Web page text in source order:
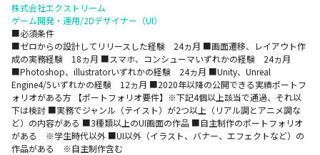
株式会社エクストリーム
ゲーム開発・運用/2Dデザイナー（UI）
■必須条件
■ゼロからの設計してリリースした経験 24ヵ月 ■画面遷移、レイアウト作
成の実務経験 18ヵ月 ■スマホ、コンシューマいずれかの経験 24ヵ月
■Photoshop、illustratorいずれかの経験 24ヵ月 ■Unity、Unreal
Engine4/5いずれかの経験 12ヵ月 ■2020年以降の公開できる実績ポートフ
ォリオがある方 【ポートフォリオ要件】※下記4個以上該当で通過、それ以
下は検討 ■実務でジャンル（テイスト）が2つ以上（リアル調とアニメ調な
ど）の内容がある ■3種類以上のUI画面の作品 ■自主制作のポートフォリオ
がある ※学生時代以外 ■UI以外（イラスト、バナー、エフェクトなど）の
作品がある ※自主制作含む